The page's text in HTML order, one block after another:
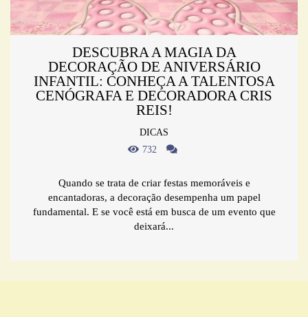
DESCUBRA A MAGIA DA
DECORAÇÃO DE ANIVERSÁRIO
INFANTIL: CONHEÇA A TALENTOSA
CENÓGRAFA E DECORADORA CRIS
REIS!
DICAS
732
Quando se trata de criar festas memoráveis e
encantadoras, a decoração desempenha um papel
fundamental. E se você está em busca de um evento que
deixará...